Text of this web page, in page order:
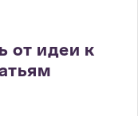
от идеи к